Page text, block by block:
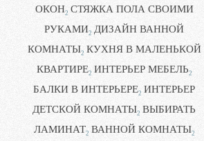
ОКОН2 СТЯЖКА ПОЛА СВОИМИ
РУКАМИ2 ДИЗАЙН ВАННОЙ
КОМНАТЫ2 КУХНЯ В МАЛЕНЬКОЙ
КВАРТИРЕ2 ИНТЕРЬЕР МЕБЕЛЬ2
БАЛКИ В ИНТЕРЬЕРЕ2 ИНТЕРЬЕР
ДЕТСКОЙ КОМНАТЫ2 ВЫБИРАТЬ
ЛАМИНАТ2 ВАННОЙ КОМНАТЫ2